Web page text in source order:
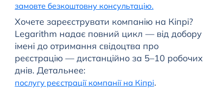
замовте безкоштовну консультацію.
Хочете зареєструвати компанію на Кіпрі?
Legarithm надає повний цикл — від добору
імені до отримання свідоцтва про
реєстрацію — дистанційно за 5–10 робочих
днів. Детальнее:
послугу реєстрації компанії на Кіпрі.